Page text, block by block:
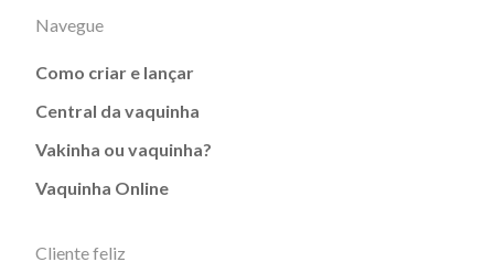
Navegue
Como criar e lançar
Central da vaquinha
Vakinha ou vaquinha?
Vaquinha Online
Cliente feliz